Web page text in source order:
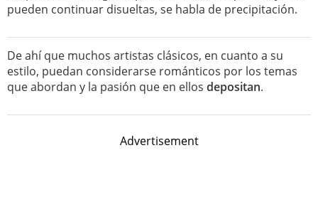
pueden continuar disueltas, se habla de precipitación.
De ahí que muchos artistas clásicos, en cuanto a su
estilo, puedan considerarse románticos por los temas
que abordan y la pasión que en ellos depositan.
Advertisement